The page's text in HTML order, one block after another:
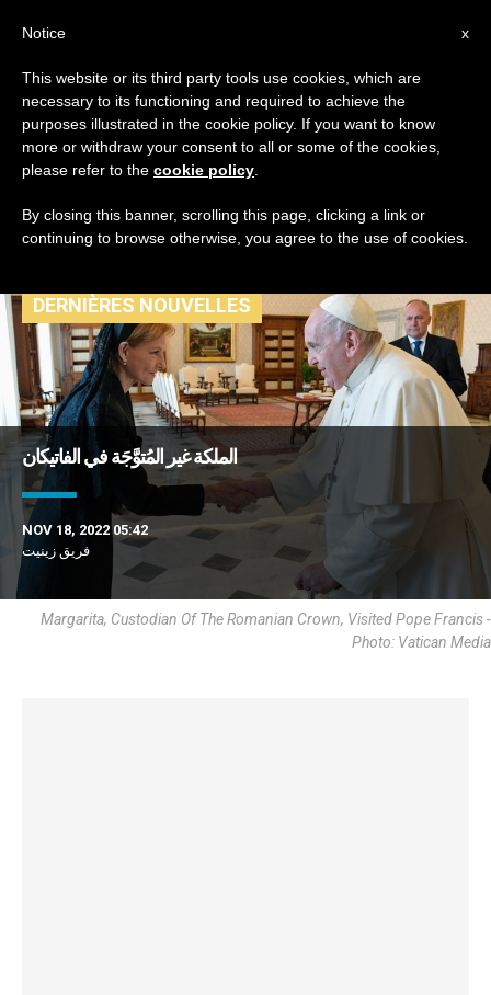
TAG
Posts Tagged ‘وصيّة
على العرش’
DERNIÈRES NOUVELLES
الملكة غير المُتوَّجَة في الفاتيكان
NOV 18, 2022 05:42
فريق زينيت
Margarita, Custodian Of The Romanian Crown, Visited Pope Francis -
Photo: Vatican Media
x
Notice
This website or its third party tools use cookies, which are
necessary to its functioning and required to achieve the
purposes illustrated in the cookie policy. If you want to know
more or withdraw your consent to all or some of the cookies,
please refer to the cookie policy
By closing this banner, scrolling this page, clicking a link or
continuing to browse otherwise, you agree to the use of cookies.